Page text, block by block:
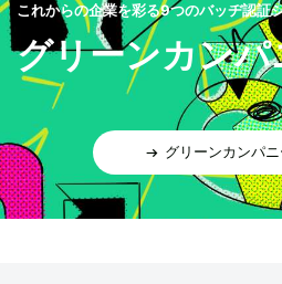
これからの企業を彩る9つのバッヂ認証
グリーンカンパ
グリーンカンパ